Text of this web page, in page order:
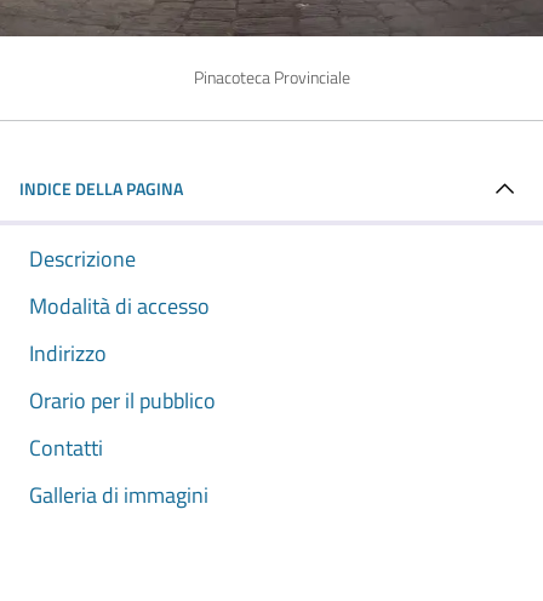
Pinacoteca Provinciale
INDICE DELLA PAGINA
Descrizione
Modalità di accesso
Indirizzo
Orario per il pubblico
Contatti
Galleria di immagini